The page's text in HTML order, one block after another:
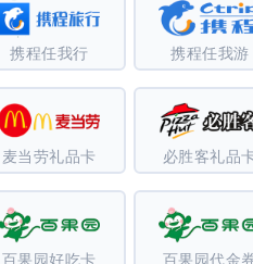
携程任我行 携程任我游
麦当劳礼品卡 必胜客礼品
百果园好吃卡 百果园代金